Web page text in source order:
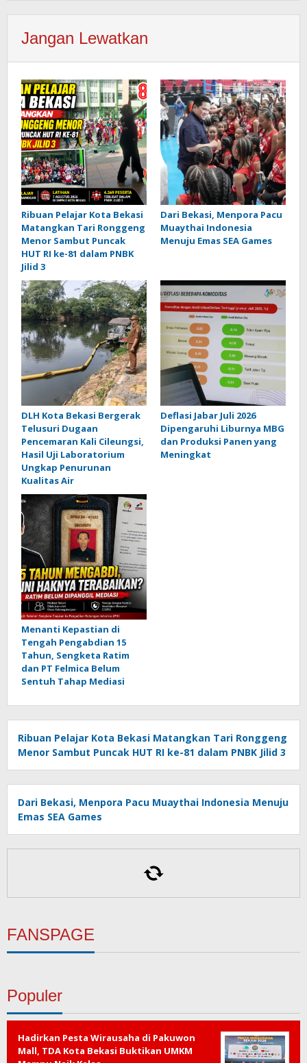
Jangan Lewatkan
Ribuan Pelajar Kota Bekasi
Matangkan Tari Ronggeng
Menor Sambut Puncak
HUT RI ke-81 dalam PNBK
Jilid 3
Dari Bekasi, Menpora Pacu
Muaythai Indonesia
Menuju Emas SEA Games
DLH Kota Bekasi Bergerak
Telusuri Dugaan
Pencemaran Kali Cileungsi,
Hasil Uji Laboratorium
Ungkap Penurunan
Kualitas Air
Deflasi Jabar Juli 2026
Dipengaruhi Liburnya MBG
dan Produksi Panen yang
Meningkat
Menanti Kepastian di
Tengah Pengabdian 15
Tahun, Sengketa Ratim
dan PT Felmica Belum
Sentuh Tahap Mediasi
Ribuan Pelajar Kota Bekasi Matangkan Tari Ronggeng
Menor Sambut Puncak HUT RI ke-81 dalam PNBK Jilid 3
Dari Bekasi, Menpora Pacu Muaythai Indonesia Menuju
Emas SEA Games
DLH Kota Bekasi Bergerak Telusuri Dugaan
Pencemaran Kali Cileungsi, Hasil Uji Laboratorium
Ungkap Penurunan Kualitas Air